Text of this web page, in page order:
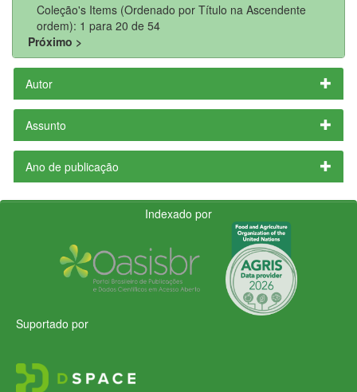
Coleção's Items (Ordenado por Título na Ascendente
ordem): 1 para 20 de 54
Próximo >
Autor
Assunto
Ano de publicação
Indexado por
Suportado por